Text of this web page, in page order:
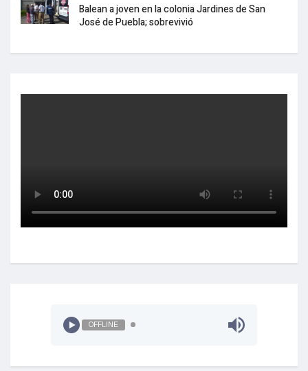
Balean a joven en la colonia Jardines de San
José de Puebla; sobrevivió
OFFLINE